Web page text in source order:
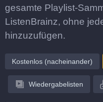
gesamte Playlist-
ListenBrainz, ohne
hinzuzufügen.
Kostenlos (nacheinander)
Wiedergabelisten